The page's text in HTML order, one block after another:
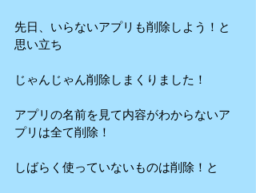
先日、いらないアプリも削除しよう！と
思い立ち
じゃんじゃん削除しまくりました！
アプリの名前を見て内容がわからないア
プリは全て削除！
しばらく使っていないものは削除！と